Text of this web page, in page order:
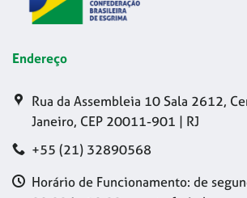
Endereço
Rua da Assembleia 10 Sala 2612,
Janeiro, CEP 20011-901 | RJ
+55 (21) 32890568
Horário de Funcionamento: de